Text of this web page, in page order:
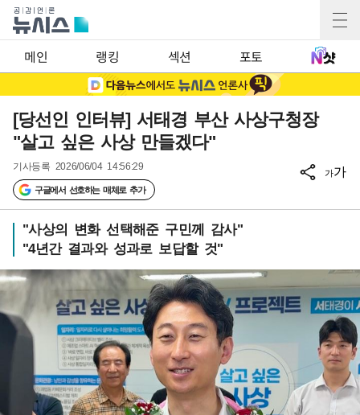
메인 랭킹 섹션 포토
[당선인 인터뷰] 서태경 부산 사상구청장
"살고 싶은 사상 만들겠다"
기사등록 2026/06/04 14:56:29
구글에서 선호하는 매체로 추가
가가
"사상의 변화 선택해준 구민께 감사"
"4년간 결과와 성과로 보답할 것"